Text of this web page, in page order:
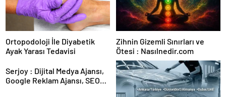
Ortopodoloji İle Diyabetik
Ayak Yarası Tedavisi
Zihnin Gizemli Sınırları ve
Ötesi : Nasılnedir.com
Serjoy : Dijital Medya Ajansı,
Google Reklam Ajansı, SEO